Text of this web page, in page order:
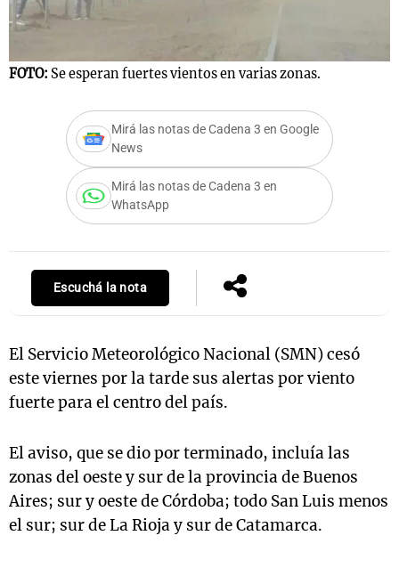
FOTO: Se esperan fuertes vientos en varias zonas.
Mirá las notas de Cadena 3 en Google
News
Mirá las notas de Cadena 3 en
WhatsApp
Escuchá la nota
El Servicio Meteorológico Nacional (SMN) cesó
este viernes por la tarde sus alertas por viento
fuerte para el centro del país.
El aviso, que se dio por terminado, incluía las
zonas del oeste y sur de la provincia de Buenos
Aires; sur y oeste de Córdoba; todo San Luis menos
el sur; sur de La Rioja y sur de Catamarca.
Notas
Mundial 2026
La Sole en
Cadena 3